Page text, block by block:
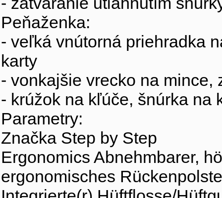
Peňaženka:
- veľká vnútorná priehradka
karty
- vonkajšie vrecko na mince,
- krúžok na kľúče, šnúrka na
Parametry:
Značka Step by Step
Ergonomics Abnehmbarer,
ergonomisches